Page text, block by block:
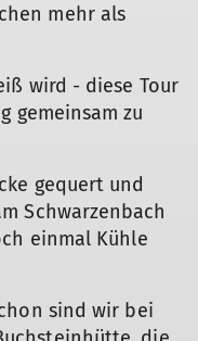
mehr als
wird - diese Tour
gemeinsam zu
gequert und
Schwarzenbach
einmal Kühle
sind wir bei